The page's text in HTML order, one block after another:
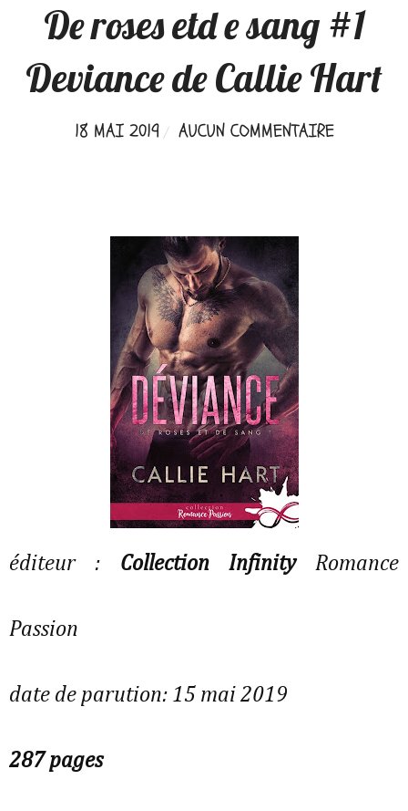
De roses etd e sang #1
Deviance de Callie Hart
18 MAI 2019 AUCUN COMMENTAIRE
éditeur : Collection InfinityRomance
Passion
date de parution: 15 mai 2019
287 pages